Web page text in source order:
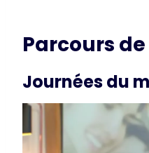
Parcours
Journées du